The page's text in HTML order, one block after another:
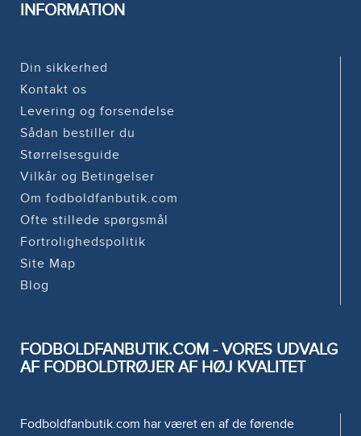
INFORMATION
Din sikkerhed
Kontakt os
Levering og forsendelse
Sådan bestiller du
Størrelsesguide
Vilkår og Betingelser
Om fodboldfanbutik.com
Ofte stillede spørgsmål
Fortrolighedspolitik
Site Map
Blog
FODBOLDFANBUTIK.COM - VORES UDVALG
AF FODBOLDTRØJER AF HØJ KVALITET
Fodboldfanbutik.com har været en af de førende